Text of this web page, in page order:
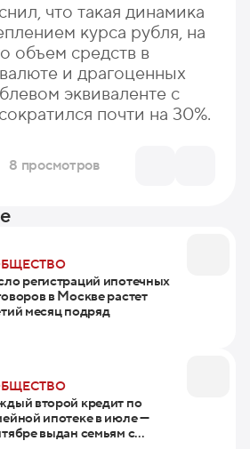
что такая динамика
курса рубля, на
объем средств в
и драгоценных
эквиваленте с
почти на 30%.
8 просмотров
регистраций ипотечных
в Москве растет
месяц подряд
второй кредит по
ипотеке в июле —
выдан семьям с